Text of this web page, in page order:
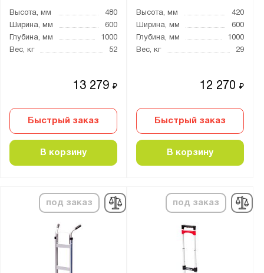
Высота, мм
480
Ширина, мм
600
Глубина, мм
1000
Вес, кг
52
13 279₽
Быстрый заказ
В корзину
Высота, мм
420
Ширина, мм
600
Глубина, мм
1000
Вес, кг
29
12 270₽
Быстрый заказ
В корзину
под заказ под заказ
пневматические
чугун
204х366х85
210x100x105
360x220x115
409x681
430x680
480х780
490х210х111